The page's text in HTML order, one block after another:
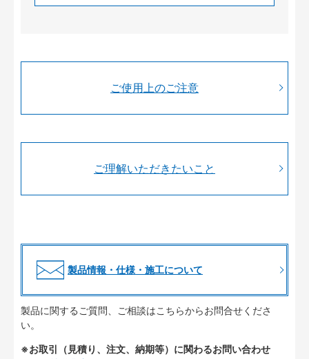
ご使用上のご注意
ご理解いただきたいこと
製品情報・仕様・施工について
製品に関するご質問、ご相談はこちらからお問合せくださ
い。
※お取引（見積り、注文、納期等）に関わるお問い合わせ